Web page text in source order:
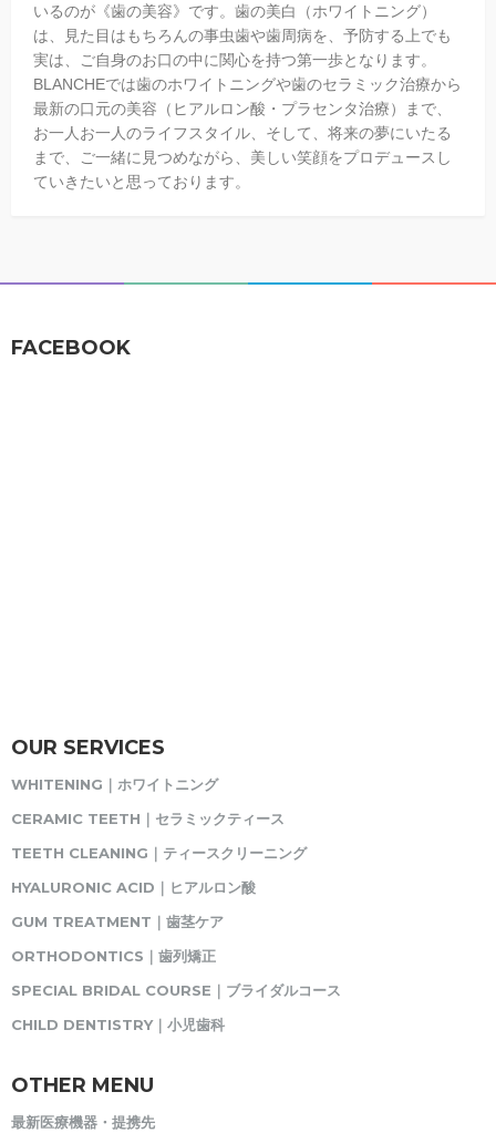
いるのが《歯の美容》です。歯の美白（ホワイトニング）
は、見た目はもちろんの事虫歯や歯周病を、予防する上でも
実は、ご自身のお口の中に関心を持つ第一歩となります。
BLANCHEでは歯のホワイトニングや歯のセラミック治療から
最新の口元の美容（ヒアルロン酸・プラセンタ治療）まで、
お一人お一人のライフスタイル、そして、将来の夢にいたる
まで、ご一緒に見つめながら、美しい笑顔をプロデュースし
ていきたいと思っております。
FACEBOOK
OUR SERVICES
WHITENING｜ホワイトニング
CERAMIC TEETH｜セラミックティース
TEETH CLEANING｜ティースクリーニング
HYALURONIC ACID｜ヒアルロン酸
GUM TREATMENT｜歯茎ケア
ORTHODONTICS｜歯列矯正
SPECIAL BRIDAL COURSE｜ブライダルコース
CHILD DENTISTRY｜小児歯科
OTHER MENU
最新医療機器・提携先